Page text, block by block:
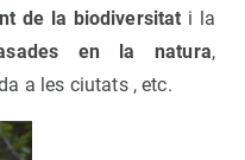
de la biodiversitat i la
en la natura,
a les ciutats , etc.